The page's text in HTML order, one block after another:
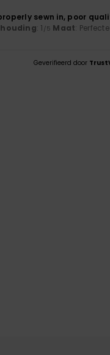
sewn in, poor
: 1 /5 Maat:
Geverifieerd door